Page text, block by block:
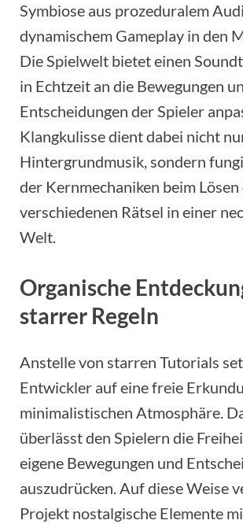
Symbiose aus prozeduralem
dynamischem Gameplay in den
Die Spielwelt bietet einen
in Echtzeit an die Bewegungen
Entscheidungen der Spieler
Klangkulisse dient dabei nicht
Hintergrundmusik, sondern
der Kernmechaniken beim Lösen
verschiedenen Rätsel in einer
Welt.
Organische
starrer Regeln
Anstelle von starren Tutorials
Entwickler auf eine freie
minimalistischen Atmosphäre.
überlässt den Spielern die
eigene Bewegungen und
auszudrücken. Auf diese Weise
Projekt nostalgische Elemente